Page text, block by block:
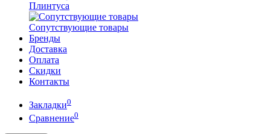
Плинтуса
Сопутствующие товары
Бренды
Доставка
Оплата
Скидки
Контакты
Закладки0
Сравнение0